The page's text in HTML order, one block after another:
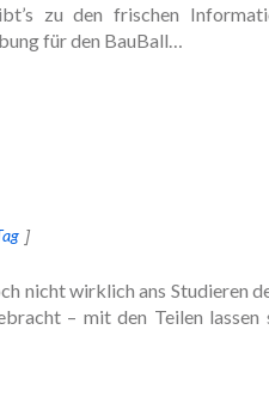
zu den frischen
für den BauBall…
nicht wirklich ans Studieren
– mit den Teilen lassen